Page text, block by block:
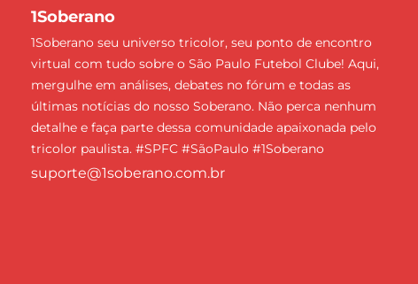
1Soberano
1Soberano seu universo tricolor, seu ponto de encontro
virtual com tudo sobre o São Paulo Futebol Clube! Aqui,
mergulhe em análises, debates no fórum e todas as
últimas notícias do nosso Soberano. Não perca nenhum
detalhe e faça parte dessa comunidade apaixonada pelo
tricolor paulista. #SPFC #SãoPaulo #1Soberano
suporte@1soberano.com.br